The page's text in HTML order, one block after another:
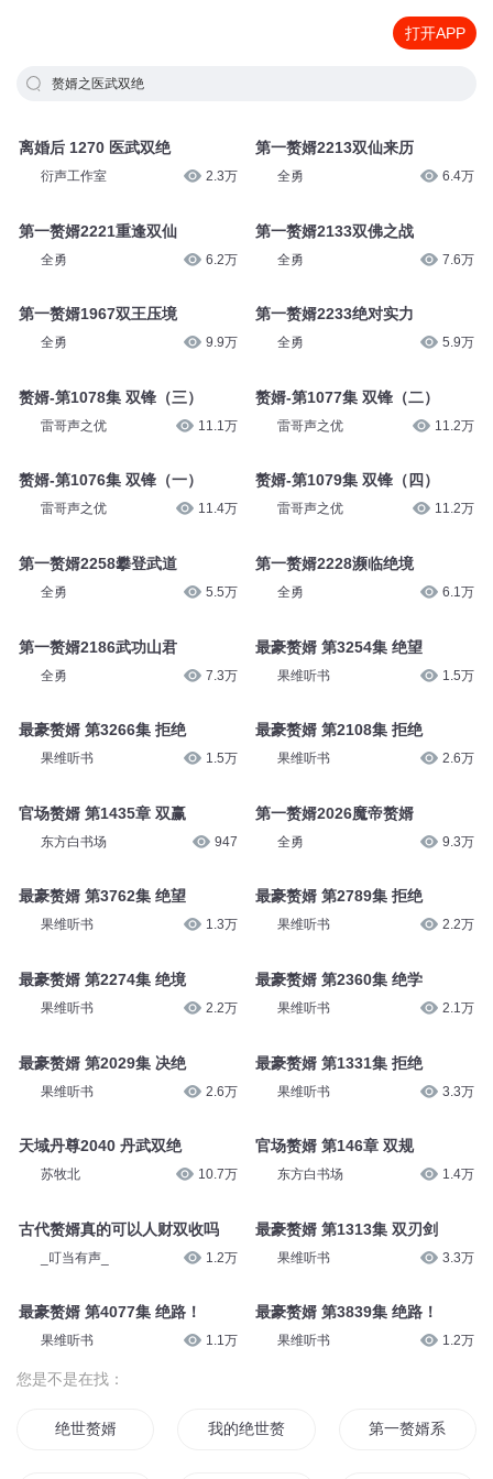
打开APP
赘婿之医武双绝
离婚后 1270 医武双绝
衍声工作室 2.3万
第一赘婿2221重逢双仙
全勇 6.2万
第一赘婿1967双王压境
全勇 9.9万
赘婿-第1078集 双锋（三）
雷哥声之优 11.1万
赘婿-第1076集 双锋（一）
雷哥声之优 11.4万
第一赘婿2258攀登武道
全勇 5.5万
第一赘婿2186武功山君
全勇 7.3万
最豪赘婿 第3266集 拒绝
果维听书 1.5万
官场赘婿 第1435章 双赢
东方白书场 947
最豪赘婿 第3762集 绝望
果维听书 1.3万
最豪赘婿 第2274集 绝境
果维听书 2.2万
最豪赘婿 第2029集 决绝
果维听书 2.6万
天域丹尊2040 丹武双绝
苏牧北 10.7万
古代赘婿真的可以人财双收吗
_叮当有声_ 1.2万
最豪赘婿 第4077集 绝路！
果维听书 1.1万
第一赘婿2213双仙来历
全勇 6.4万
第一赘婿2133双佛之战
全勇 7.6万
第一赘婿2233绝对实力
全勇 5.9万
赘婿-第1077集 双锋（二）
雷哥声之优 11.2万
赘婿-第1079集 双锋（四）
雷哥声之优 11.2万
第一赘婿2228濒临绝境
全勇 6.1万
最豪赘婿 第3254集 绝望
果维听书 1.5万
最豪赘婿 第2108集 拒绝
果维听书 2.6万
第一赘婿2026魔帝赘婿
全勇 9.3万
最豪赘婿 第2789集 拒绝
果维听书 2.2万
最豪赘婿 第2360集 绝学
果维听书 2.1万
最豪赘婿 第1331集 拒绝
果维听书 3.3万
官场赘婿 第146章 双规
东方白书场 1.4万
最豪赘婿 第1313集 双刃剑
果维听书 3.3万
最豪赘婿 第3839集 绝路！
果维听书 1.2万
您是不是在找：
绝世赘婿 我的绝世赘婿 第一赘婿系统